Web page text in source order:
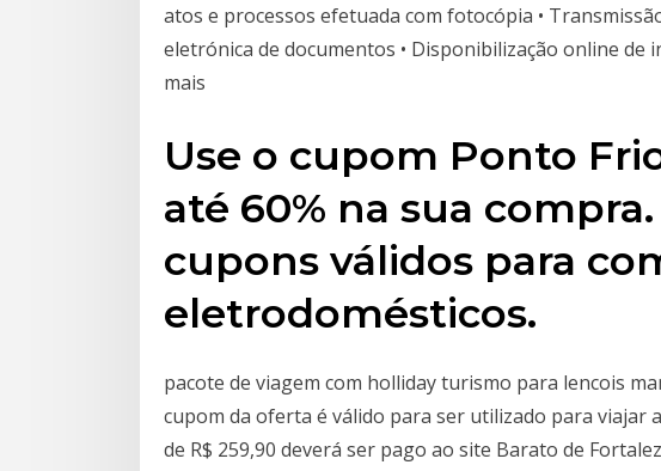
atos e processos efetuada com fotocópia •
eletrónica de documentos • Disponibilização online de
mais
Use o cupom Ponto
até 60% na sua compra.
cupons válidos para
eletrodomésticos.
pacote de viagem com holliday turismo para lencois
cupom da oferta é válido para ser utilizado para viajar
de R$ 259,90 deverá ser pago ao site Barato de